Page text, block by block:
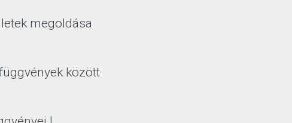
megoldása
között